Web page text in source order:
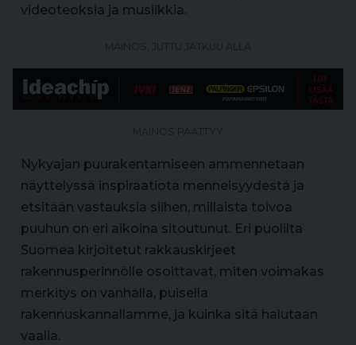
videoteoksia ja musiikkia.
Nykyajan puurakentamiseen ammennetaan
näyttelyssä inspiraatiota menneisyydestä ja
etsitään vastauksia siihen, millaista toivoa
puuhun on eri aikoina sitoutunut. Eri puolilta
Suomea kirjoitetut rakkauskirjeet
rakennusperinnölle osoittavat, miten voimakas
merkitys on vanhalla, puisella
rakennuskannallamme, ja kuinka sitä halutaan
vaalia.